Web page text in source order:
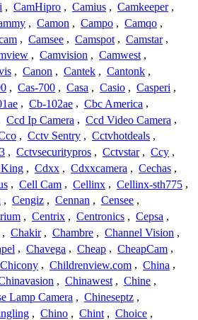
, CamHipro , Camius , Camkeeper ,
, Camon , Campo , Camqo ,
, Camsee , Camspot , Camstar ,
, Camvision , Camwest ,
, Canon , Cantek , Cantonk ,
, Cas-700 , Casa , Casio , Casperi ,
, Cb-102ae , Cbc America ,
Ccd Ip Camera , Ccd Video Camera ,
, Cctv Sentry , Cctvhotdeals ,
, Cctvsecuritypros , Cctvstar , Ccy ,
, Cdxx , Cdxxcamera , Cechas ,
, Cell Cam , Cellinx , Cellinx-sth775 ,
, Cengiz , Cennan , Censee ,
, Centrix , Centronics , Cepsa ,
, Chakir , Chambre , Channel Vision ,
, Chavega , Cheap , CheapCam ,
Chicony , Childrenview.com , China ,
, Chinawest , Chine ,
Lamp Camera , Chineseptz ,
, Chino , Chint , Choice ,